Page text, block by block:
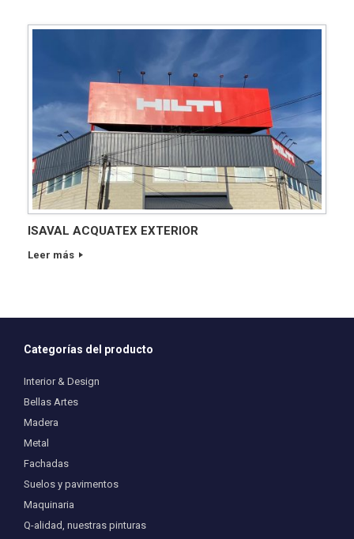
ISAVAL ACQUATEX EXTERIOR
Leer más
Categorías del producto
Interior & Design
Bellas Artes
Madera
Metal
Fachadas
Suelos y pavimentos
Maquinaria
Q-alidad, nuestras pinturas